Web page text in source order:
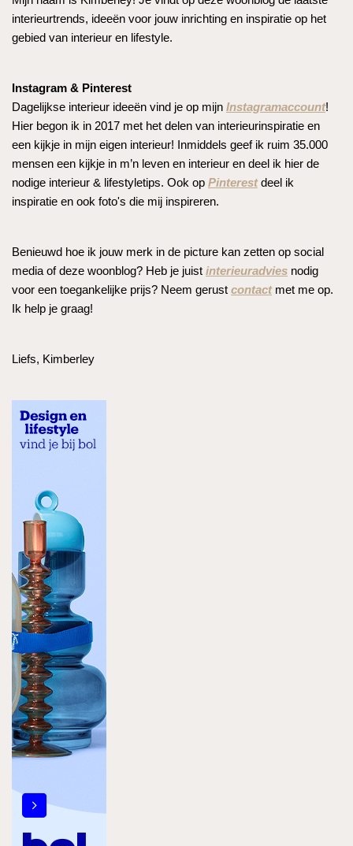
interieurtrends, ideeën voor jouw inrichting en inspiratie op het
gebied van interieur en lifestyle.
Instagram & Pinterest
Dagelijkse interieur ideeën vind je op mijn Instagramaccount!
Hier begon ik in 2017 met het delen van interieurinspiratie en
een kijkje in mijn eigen interieur! Inmiddels geef ik ruim 35.000
mensen een kijkje in m’n leven en interieur en deel ik hier de
nodige interieur & lifestyletips. Ook op Pinterestdeel ik
inspiratie en ook foto's die mij inspireren.
Benieuwd hoe ik jouw merk in de picture kan zetten op social
media of deze woonblog? Heb je juist interieuradvies nodig
voor een toegankelijke prijs? Neem gerust contactmet me op.
Ik help je graag!
Liefs, Kimberley